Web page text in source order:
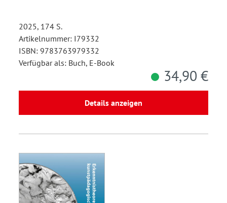
2025, 174 S.
Artikelnummer: I79332
ISBN: 9783763979332
Verfügbar als: Buch, E-Book
34,90 €
Details anzeigen